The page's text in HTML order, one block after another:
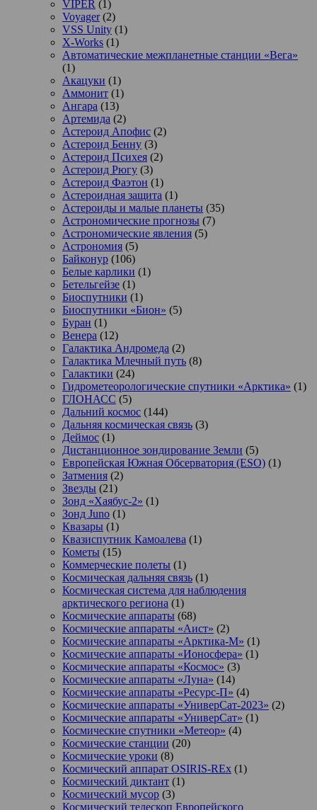
VIPER (1)
Voyager(2)
VSS Unity (1)
X-Works (1)
Автоматические межпланетные станции «Вега»
(1)
Акацуки (1)
Аммонит (1)
Ангара (13)
Артемида (2)
Астероид Апофис (2)
Астероид Бенну (3)
Астероид Психея (2)
Астероид Рюгу (3)
Астероид Фаэтон (1)
Астероидная защита (1)
Астероиды и малые планеты (35)
Астрономические прогнозы (7)
Астрономические явления (5)
Астрономия (5)
Байконур (106)
Белые карлики (1)
Бетельгейзе (1)
Биоспутники (1)
Биоспутники «Бион» (5)
Буран (1)
Венера (12)
Галактика Андромеда (2)
Галактика Млечный путь (8)
Галактики (24)
Гидрометеорологические спутники «Арктика» (1)
ГЛОНАСС (5)
Дальний космос (144)
Дальняя космическая связь (3)
Деймос (1)
Дистанционное зондирование Земли (5)
Европейская Южная Обсерватория (ESO) (1)
Затмения (2)
Звезды (21)
Зонд «Хаябус-2» (1)
Зонд Juno (1)
Квазары (1)
Квазиспутник Камоалева (1)
Кометы (15)
Коммерческие полеты (1)
Космическая дальняя связь (1)
Космическая система для наблюдения
арктического региона (1)
Космические аппараты (68)
Космические аппараты «Аист» (2)
Космические аппараты «Арктика-М» (1)
Космические аппараты «Ионосфера» (1)
Космические аппараты «Космос» (3)
Космические аппараты «Луна» (14)
Космические аппараты «Ресурс-П» (4)
Космические аппараты «УниверСат-2023» (2)
Космические аппараты «УниверСат» (1)
Космические спутники «Метеор» (4)
Космические станции (20)
Космические уроки (8)
Космический аппарат OSIRIS-REx (1)
Космический диктант (1)
Космический мусор (3)
Космический телескоп Европейского